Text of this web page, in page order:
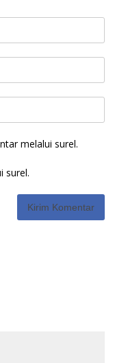
melalui surel.
surel.